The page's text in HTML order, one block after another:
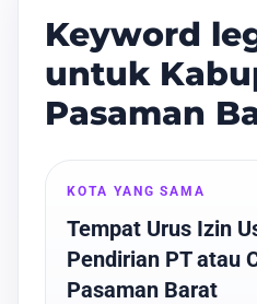
Keyword
untuk
Pasaman
KOTA YANG SAMA
Tempat Urus Izin
Pendirian PT atau
Pasaman Barat